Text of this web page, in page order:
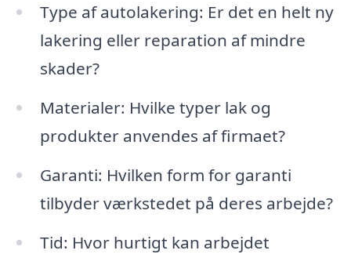
Type af autolakering: Er det en helt ny
lakering eller reparation af mindre
skader?
Materialer: Hvilke typer lak og
produkter anvendes af firmaet?
Garanti: Hvilken form for garanti
tilbyder værkstedet på deres arbejde?
Tid: Hvor hurtigt kan arbejdet